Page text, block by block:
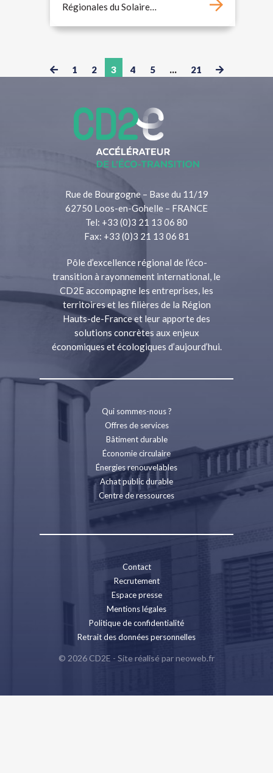
Régionales du Solaire…
1 2 3 4 5 … 21
Rue de Bourgogne – Base du 11/19
62750 Loos-en-Gohelle – FRANCE
Tel: +33 (0)3 21 13 06 80
Fax: +33 (0)3 21 13 06 81
Pôle d’excellence régional de l’éco-
transition à rayonnement international, le
CD2E accompagne les entreprises, les
territoires et les filières de la Région
Hauts-de-France et leur apporte des
solutions concrètes aux enjeux
économiques et écologiques d’aujourd’hui.
Qui sommes-nous ?
Offres de services
Bâtiment durable
Économie circulaire
Énergies renouvelables
Achat public durable
Centre de ressources
Contact
Recrutement
Espace presse
Mentions légales
Politique de confidentialité
Retrait des données personnelles
© 2026 CD2E - Site réalisé parneoweb.fr